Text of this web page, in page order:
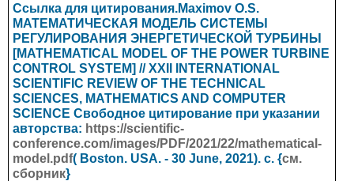
Ссылка для цитирования.Maximov O.S.
МАТЕМАТИЧЕСКАЯ МОДЕЛЬ СИСТЕМЫ
РЕГУЛИРОВАНИЯ ЭНЕРГЕТИЧЕСКОЙ ТУРБИНЫ
[MATHEMATICAL MODEL OF THE POWER TURBINE
CONTROL SYSTEM] // XXII INTERNATIONAL
SCIENTIFIC REVIEW OF THE TECHNICAL
SCIENCES, MATHEMATICS AND COMPUTER
SCIENCE Свободное цитирование при указании
авторства: https://scientific-
conference.com/images/PDF/2021/22/mathematical-
model.pdf( Boston. USA. - 30 June, 2021). с. {см.
сборник}